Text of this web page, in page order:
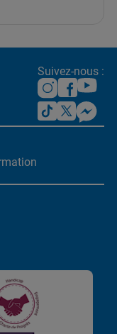
Suivez-nous :